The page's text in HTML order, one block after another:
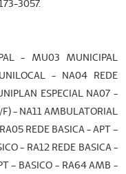
3057.
- MU03 MUNICIPAL
- NA04 REDE
ESPECIAL NA07 -
- NA11 AMBULATORIAL
REDE BASICA - APT –
- RA12 REDE BASICA -
– BASICO - RA64 AMB -